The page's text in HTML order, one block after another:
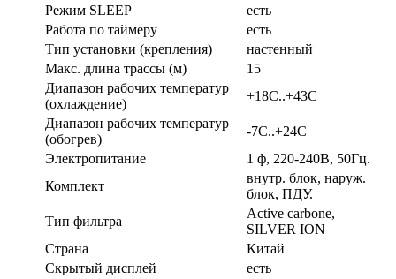
Режим SLEEP
есть
Работа по таймеру
есть
Тип установки (крепления)
настенный
Макс. длина трассы (м)
15
Диапазон рабочих температур
(охлаждение)
+18С..+43С
Диапазон рабочих температур
(обогрев)
-7С..+24С
Электропитание
1 ф, 220-240В, 50Гц.
Комплект
внутр. блок, наруж.
блок, ПДУ.
Тип фильтра
Active carbone,
SILVER ION
Страна
Китай
Скрытый дисплей
есть